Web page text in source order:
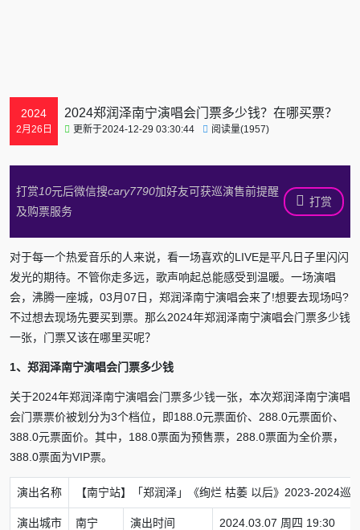
2024
2月26日
2024郑润泽南宁演唱会门票多少钱？在哪买票？
更新于2024-12-29 03:30:44 阅读量(1957)
打赏10元后微信搜cary7790加好友可获巡演售前提醒
及购票服务
打赏
对于每一个热爱音乐的人来说，看一场喜欢的LIVE是平凡日子里闪闪
发光的期待。不管你走多远，歌声响起总能感受到温暖。一场演唱
会，沸腾一座城，03月07日，郑润泽南宁演唱会来了!想要去现场吗?
不过想去现场先要买到票。那么2024年郑润泽南宁演唱会门票多少钱
一张，门票又该在哪里买呢？
1、郑润泽南宁演唱会门票多少钱
关于2024年郑润泽南宁演唱会门票多少钱一张，本次郑润泽南宁演唱
会门票票价被划分为3个档位，即188.0元票面价、288.0元票面价、
388.0元票面价。其中，188.0票面为预售票，288.0票面为全价票，
388.0票面为VIP票。
演出名称 【南宁站】「郑润泽」《绚烂 枯萎 以后》2023-2024巡
演出城市 南宁 演出时间 2024.03.07 周四 19:30